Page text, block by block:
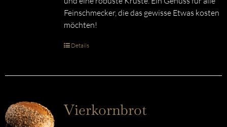
Feinschmecker, die das gewisse Etwas kosten
möchten!
Details
Vierkornbrot